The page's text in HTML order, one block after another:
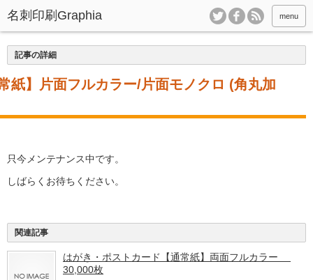
menu
記事の詳細
紙】片面フルカラー/片面モノクロ (角丸加
只今メンテナンス中です。
しばらくお待ちください。
関連記事
はがき・ポストカード【通常紙】両面フルカラー
30,000枚